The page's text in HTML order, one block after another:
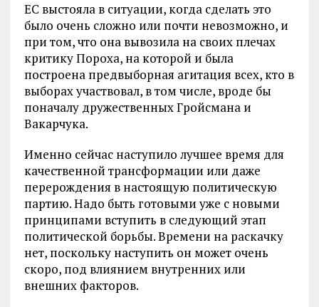
ЕС выстояла в ситуации, когда сделать это
было очень сложно или почти невозможно, и
при том, что она вывозила на своих плечах
критику Пороха, на которой и была
построена предвыборная агитация всех, кто в
выборах участвовал, в том числе, вроде бы
поначалу дружественных Гройсмана и
Вакарчука.
Именно сейчас наступило лучшее время для
качественной трансформации или даже
перерождения в настоящую политическую
партию. Надо быть готовыми уже с новыми
принципами вступить в следующий этап
политической борьбы. Времени на раскачку
нет, поскольку наступить он может очень
скоро, под влиянием внутренних или
внешних факторов.